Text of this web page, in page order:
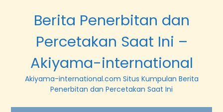
Berita Penerbitan dan
Percetakan Saat Ini –
Akiyama-international
Akiyama-international.com Situs Kumpulan Berita
Penerbitan dan Percetakan Saat Ini